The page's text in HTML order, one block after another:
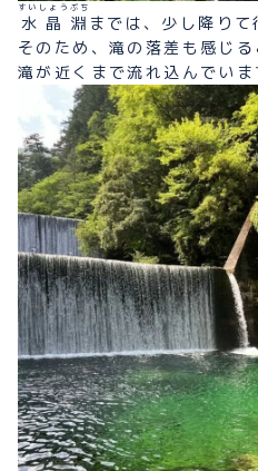
水晶淵
すいしょうぶち
までは、少し降りて
そのため、滝の落差も感じる
滝が近くまで流れ込んでいま